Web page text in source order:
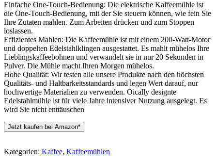
Einfache One-Touch-Bedienung: Die elektrische Kaffeemühle ist
die One-Touch-Bedienung, mit der Sie steuern können, wie fein Sie
Ihre Zutaten mahlen. Zum Arbeiten drücken und zum Stoppen
loslassen.
Effizientes Mahlen: Die Kaffeemühle ist mit einem 200-Watt-Motor
und doppelten Edelstahlklingen ausgestattet. Es mahlt mühelos Ihre
Lieblingskaffeebohnen und verwandelt sie in nur 20 Sekunden in
Pulver. Die Mühle macht Ihren Morgen mühelos.
Hohe Qualität: Wir testen alle unsere Produkte nach den höchsten
Qualitäts- und Haltbarkeitsstandards und legen Wert darauf, nur
hochwertige Materialien zu verwenden. Oically designte
Edelstahlmühle ist für viele Jahre intensiver Nutzung ausgelegt. Es
wird Sie nicht enttäuschen
Jetzt kaufen bei Amazon*
Kategorien: Kaffee, Kaffeemühlen